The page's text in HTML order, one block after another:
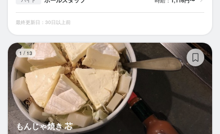
最終更新日：30日以上前
1 / 13
もんじゃ焼き 芯